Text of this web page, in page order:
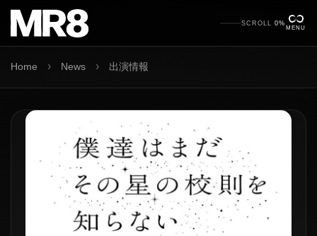
SCROLL 0%
MENU
Home › News › 出演情報